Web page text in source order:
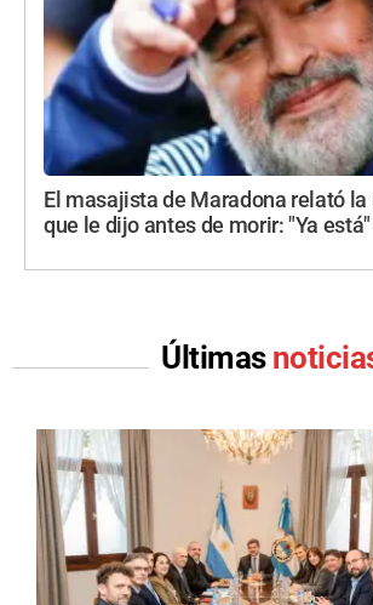
El masajista de Maradona relató
que le dijo antes de morir: "Ya está"
Últimas